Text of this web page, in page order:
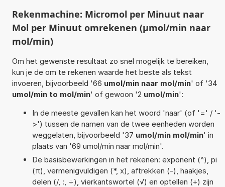
Rekenmachine: Micromol per Minuut naar
Mol per Minuut omrekenen (µmol/min naar
mol/min)
Om het gewenste resultaat zo snel mogelijk te bereiken,
kun je de om te rekenen waarde het beste als tekst
invoeren, bijvoorbeeld '66 umol/min naar mol/min' of '34
umol/min to mol/min' of gewoon '2 umol/min':
In de meeste gevallen kan het woord 'naar' (of '=' / '-
>') tussen de namen van de twee eenheden worden
weggelaten, bijvoorbeeld '37 umol/min mol/min' in
plaats van '69 umol/min naar mol/min'.
De basisbewerkingen in het rekenen: exponent (^), pi
(π), vermenigvuldigen (*, x), aftrekken (-), haakjes,
delen (/, :, ÷), vierkantswortel (√) en optellen (+) zijn